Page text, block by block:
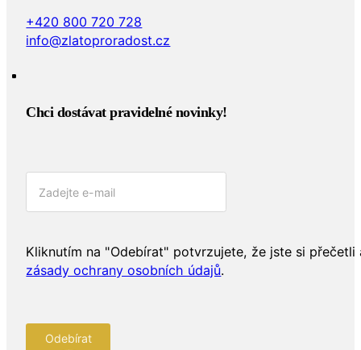
+420 800 720 728
info@zlatoproradost.cz
Chci dostávat pravidelné novinky!​
Kliknutím na "Odebírat" potvrzujete, že jste si přečetli
zásady ochrany osobních údajů.
Odebírat